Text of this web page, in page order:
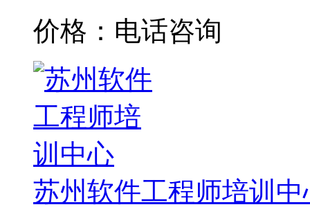
价格：电话咨询
苏州软件工程师培训中